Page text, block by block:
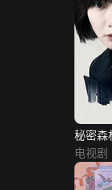
秘密森
电视剧